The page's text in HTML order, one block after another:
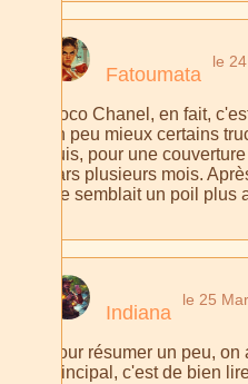
Fatoumata
le
Coco Chanel, en fait,
un peu mieux certains
puis, pour une
pars plusieurs mois.
me semblait un poil plus
Indiana
le 25
Pour résumer un peu,
principal, c'est de bien